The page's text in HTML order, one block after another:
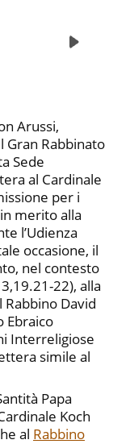
Arussi,
Gran Rabbinato
Sede
al Cardinale
per i
merito alla
l’Udienza
occasione, il
nel contesto
22), alla
Rabbino David
Ebraico
Interreligiose
simile al
Papa
Koch
al Rabbino